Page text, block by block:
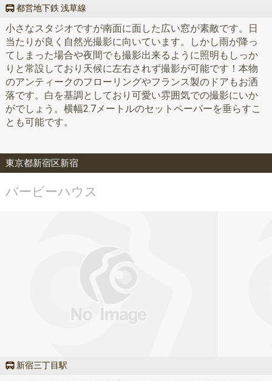
都営地下鉄 浅草線
小さなスタジオですが南面に面した広い窓が素敵です。日
当たりが良く自然光撮影に向いています。しかし雨が降っ
てしまった場合や夜間でも撮影出来るように照明もしっか
りと常設しており天候に左右されず撮影が可能です！本物
のアンティークのフローリングやフランス製のドアもお洒
落です。白を基調としており可愛い雰囲気での撮影にいか
がでしょう。横幅2.7メートルのセットペーパーを垂らすこ
とも可能です。
東京都新宿区新宿
バービーハウス
新宿三丁目駅